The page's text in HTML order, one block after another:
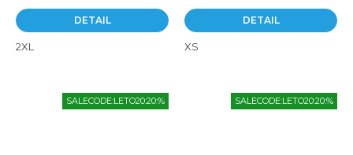
DETAIL
2XL
DETAIL
XS
SALECODE:LETO20:20:% SALECODE:LETO20:20:%